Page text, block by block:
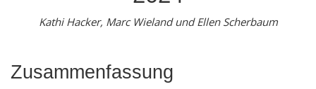
Kathi Hacker, Marc Wieland und Ellen Scherbaum
Zusammenfassung